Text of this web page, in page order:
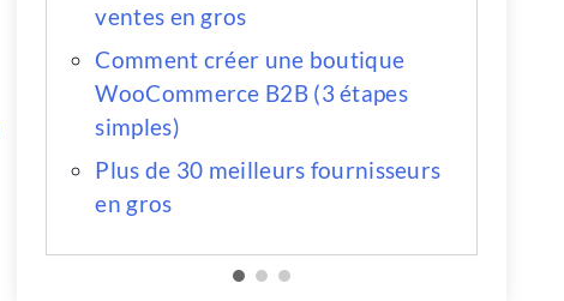
ventes en gros
Comment créer une boutique
WooCommerce B2B (3 étapes
simples)
Plus de 30 meilleurs fournisseurs
en gros